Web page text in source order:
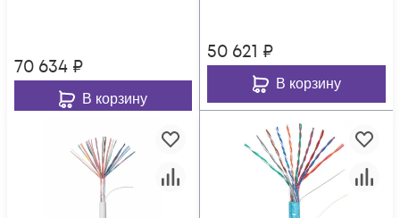
70 634 ₽
В корзину
50 621 ₽
В корзину